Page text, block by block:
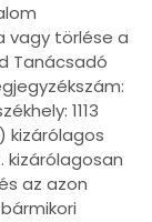
vagy törlése a
Tanácsadó
1113
kizárólagos
kizárólagosan
az azon